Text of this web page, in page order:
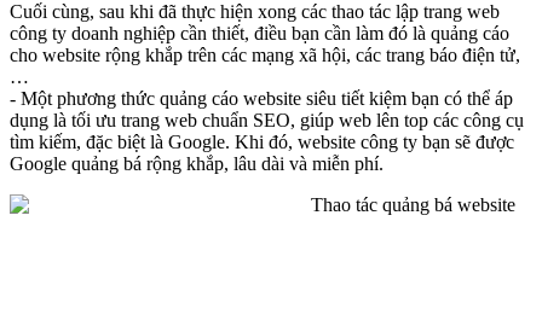
Cuối cùng, sau khi đã thực hiện xong các thao tác lập trang web
công ty doanh nghiệp cần thiết, điều bạn cần làm đó là quảng cáo
cho website rộng khắp trên các mạng xã hội, các trang báo điện tử,
…
- Một phương thức quảng cáo website siêu tiết kiệm bạn có thể áp
dụng là tối ưu trang web chuẩn SEO, giúp web lên top các công cụ
tìm kiếm, đặc biệt là Google. Khi đó, website công ty bạn sẽ được
Google quảng bá rộng khắp, lâu dài và miễn phí.